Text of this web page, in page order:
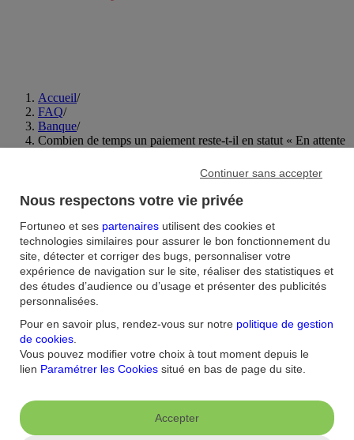
Accueil/
FAQ/
Banque/
Combien de temps un paiement reste-t-il en statut « En attente
Aide et contact
FAQNous contacter / RéclamationsFormulairesAccessibilité : non
conformeSécuritéPlan du site
Nous connaitre
Qui sommes-nous ?
engagements RSERecrutement Espace Presse
Informations réglementaires
légales
Droit au compte et clients fragiles
Dispositif
d'alerte
Nous respectons votre vie privée
Fortuneo et ses partenaires utilisent des cookies et
technologies similaires pour assurer le bon fonctionnement du
site, détecter et corriger des bugs, personnaliser votre
expérience de navigation sur le site, réaliser des statistiques et
des études d’audience ou d’usage et présenter des publicités
personnalisées.
Pour en savoir plus, rendez-vous sur notre politique de gestion
de cookies
Vous pouvez modifier votre choix à tout moment depuis le
lien Paramétrer les Cookies situé en bas de page du site.
Accepter
Continuer sans accepter